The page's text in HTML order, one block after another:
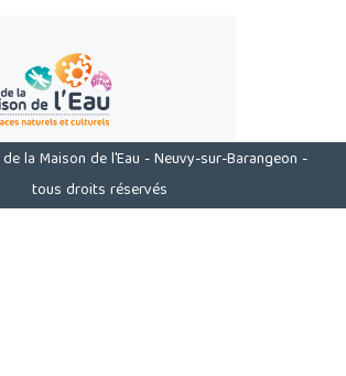
la Maison de l'Eau - Neuvy-sur-Barangeon -
tous droits réservés